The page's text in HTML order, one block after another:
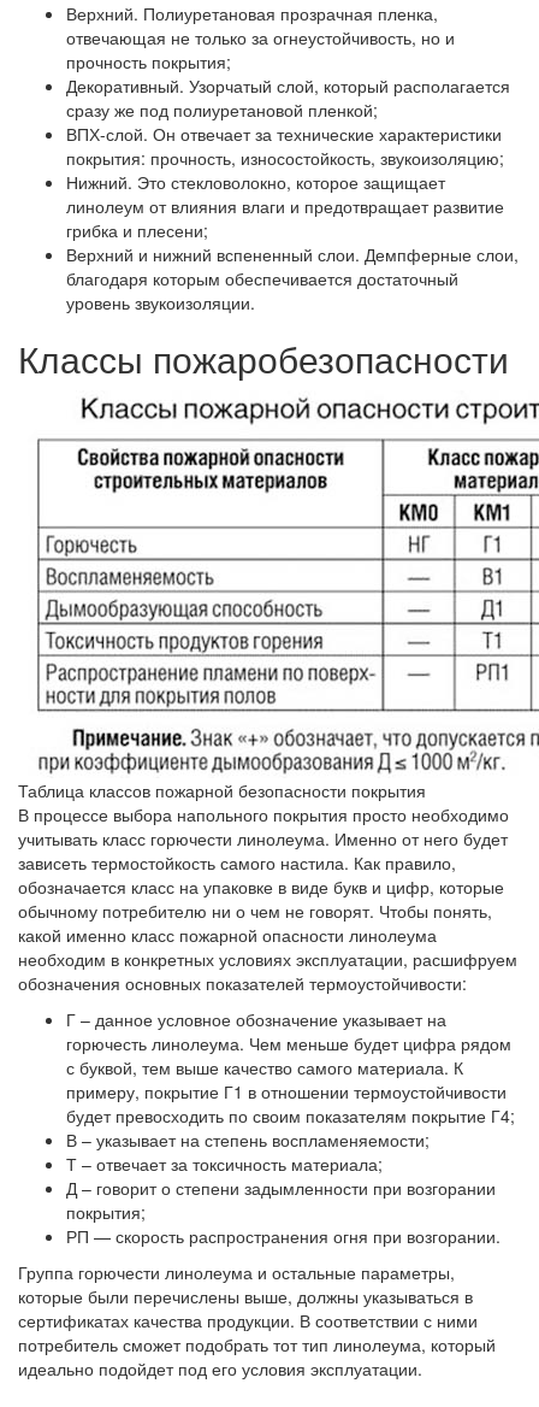
Верхний. Полиуретановая прозрачная пленка,
отвечающая не только за огнеустойчивость, но и
прочность покрытия;
Декоративный. Узорчатый слой, который располагается
сразу же под полиуретановой пленкой;
ВПХ-слой. Он отвечает за технические характеристики
покрытия: прочность, износостойкость, звукоизоляцию;
Нижний. Это стекловолокно, которое защищает
линолеум от влияния влаги и предотвращает развитие
грибка и плесени;
Верхний и нижний вспененный слои. Демпферные слои,
благодаря которым обеспечивается достаточный
уровень звукоизоляции.
Классы пожаробезопасности
Таблица классов пожарной безопасности покрытия
В процессе выбора напольного покрытия просто необходимо
учитывать класс горючести линолеума. Именно от него будет
зависеть термостойкость самого настила. Как правило,
обозначается класс на упаковке в виде букв и цифр, которые
обычному потребителю ни о чем не говорят. Чтобы понять,
какой именно класс пожарной опасности линолеума
необходим в конкретных условиях эксплуатации, расшифруем
обозначения основных показателей термоустойчивости:
Г – данное условное обозначение указывает на
горючесть линолеума. Чем меньше будет цифра рядом
с буквой, тем выше качество самого материала. К
примеру, покрытие Г1 в отношении термоустойчивости
будет превосходить по своим показателям покрытие Г4;
В – указывает на степень воспламеняемости;
Т – отвечает за токсичность материала;
Д– говорит о степени задымленности при возгорании
покрытия;
РП — скорость распространения огня при возгорании.
Группа горючести линолеума и остальные параметры,
которые были перечислены выше, должны указываться в
сертификатах качества продукции. В соответствии с ними
потребитель сможет подобрать тот тип линолеума, который
идеально подойдет под его условия эксплуатации.